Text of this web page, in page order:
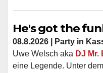
He's got the
08.8.2026 | Party in
Uwe Welsch aka DJ Mr.
eine Legende. Unter